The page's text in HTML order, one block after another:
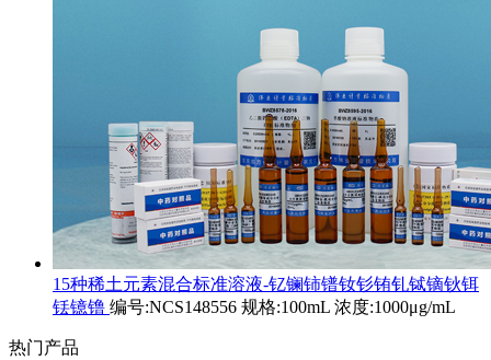
15种稀土元素混合标准溶液-钇镧铈镨钕钐铕钆铽镝钬铒
铥镱镥 编号:NCS148556 规格:100mL 浓度:1000μg/mL
热门产品